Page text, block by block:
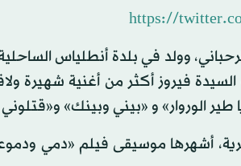
https://
وولد في بلدة أنطلياس
وغنت له السيدة فيروز أكثر من أغنية
الوروار» و «بيني وبينك»
فيلماً منها أفلام مصرية، أشهرها موسيقى